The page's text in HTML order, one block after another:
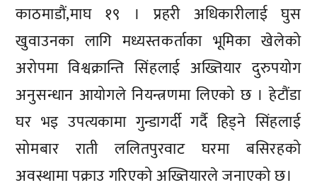
काठमाडौं,माघ १९ । प्रहरी अधिकारीलाई घुस
खुवाउनका लागि मध्यस्तकर्ताका भूमिका खेलेको
अरोपमा विश्वक्रान्ति सिंहलाई अख्तियार दुरुपयोग
अनुसन्धान आयोगले नियन्त्रणमा लिएको छ । हेटौंडा
घर भइ उपत्यकामा गुन्डागर्दी गर्दै हिड्ने सिंहलाई
सोमबार राती ललितपुरवाट घरमा बसिरहको
अवस्थामा पक्राउ गरिएको अख्तियारले जनाएको छ।